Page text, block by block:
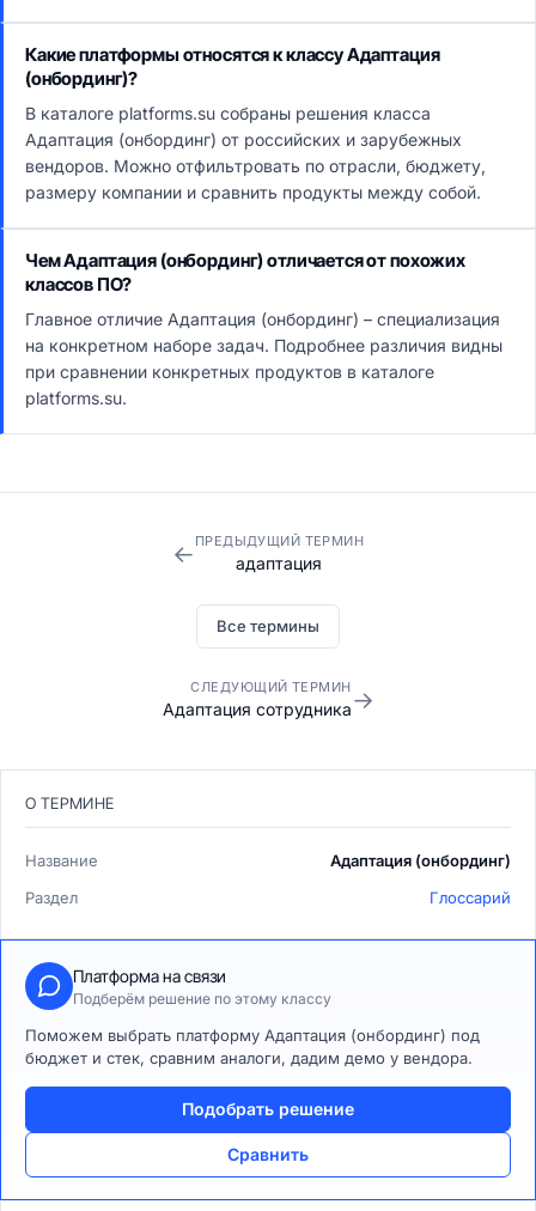
Какие платформы относятся к классу Адаптация
(онбординг)?
В каталоге platforms.su собраны решения класса
Адаптация (онбординг) от российских и зарубежных
вендоров. Можно отфильтровать по отрасли, бюджету,
размеру компании и сравнить продукты между собой.
Чем Адаптация (онбординг) отличается от похожих
классов ПО?
Главное отличие Адаптация (онбординг) – специализация
на конкретном наборе задач. Подробнее различия видны
при сравнении конкретных продуктов в каталоге
platforms.su.
← ПРЕДЫДУЩИЙ ТЕРМИН
адаптация
Все термины
СЛЕДУЮЩИЙ ТЕРМИН
Адаптация сотрудника→
О ТЕРМИНЕ
Название
Адаптация (онбординг)
Раздел
Глоссарий
Платформа на связи
Подберём решение по этому классу
Поможем выбрать платформу Адаптация (онбординг) под
бюджет и стек, сравним аналоги, дадим демо у вендора.
Подобрать решение
Сравнить